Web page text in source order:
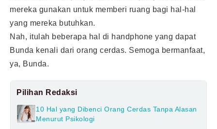
mereka gunakan untuk memberi ruang bagi hal-hal
yang mereka butuhkan.
Nah, itulah beberapa hal di handphone yang dapat
Bunda kenali dari orang cerdas. Semoga bermanfaat,
ya, Bunda.
Pilihan Redaksi
10 Hal yang Dibenci Orang Cerdas Tanpa Alasan
Menurut Psikologi